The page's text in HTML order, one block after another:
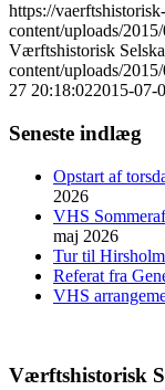
https://
content/uploads/
Værftshistorisk
content/uploads/
27 20:18:022015-07-
Seneste indlæg
Opstart af
2026
VHS
maj 2026
Tur til
Referat fra
VHS
Værftshistorisk